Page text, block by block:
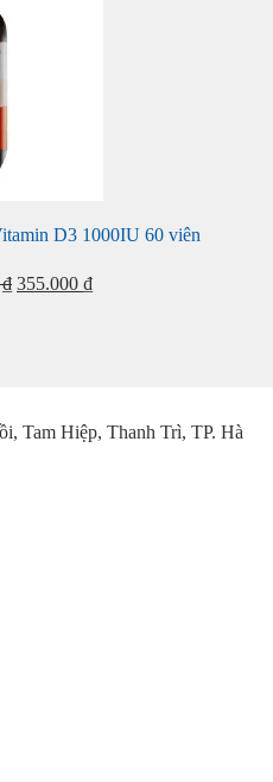
D3 1000IU 60 viên
₫ Giá
355.000 ₫Giá
Tam Hiệp, Thanh Trì, TP. Hà